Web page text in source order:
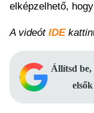
elképzelhető,
A videót IDE
Állítsd be,